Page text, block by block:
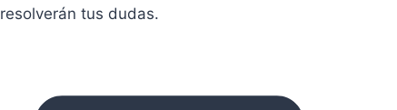
resolverán tus dudas.